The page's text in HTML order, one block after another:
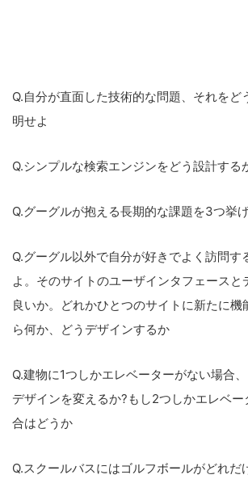
Q.自分が直面した技術的な問題、それをど
明せよ
Q.シンプルな検索エンジンをどう設計する
Q.グーグルが抱える長期的な課題を3つ挙
Q.グーグル以外で自分が好きでよく訪問す
よ。そのサイトのユーザインタフェースと
良いか。どれかひとつのサイトに新たに機
ら何か、どうデザインするか
Q.建物に1つしかエレベーターがない場合
デザインを変えるか?もし2つしかエレベ
合はどうか
Q.スクールバスにはゴルフボールがどれだ